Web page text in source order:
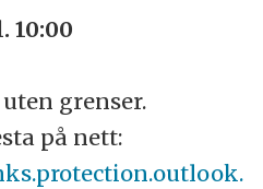
10:00
grenser.
på nett: